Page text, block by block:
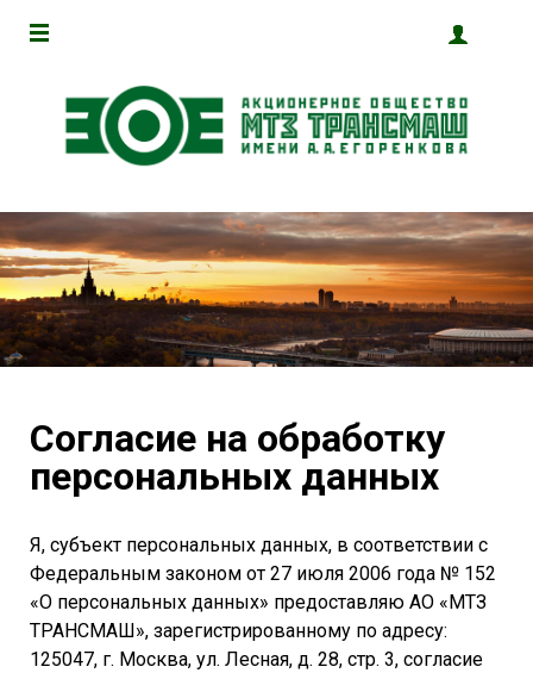
Согласие на обработку
персональных данных
Я, субъект персональных данных, в соответствии с
Федеральным законом от 27 июля 2006 года № 152
«О персональных данных» предоставляю АО «МТЗ
ТРАНСМАШ», зарегистрированному по адресу:
125047, г. Москва, ул. Лесная, д. 28, стр. 3, согласие